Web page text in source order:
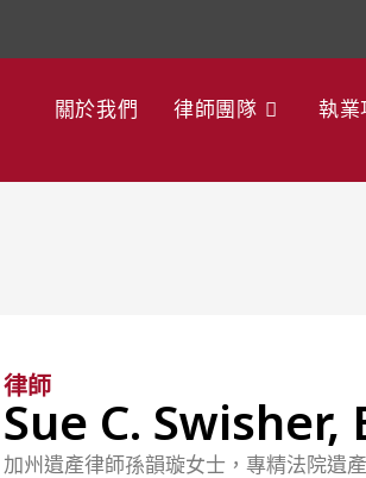
關於我們 律師團隊 執業
律師
Sue C. Swisher,
加州遺產律師孫韻璇女士，專精法院遺